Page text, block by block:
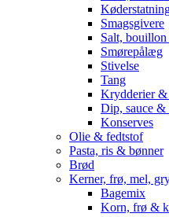
Smagsgivere
Salt,
Smørepålæg
Stivelse
Tang
Krydderier &
Dip, sauce &
Konserves
Olie & fedtstof
Pasta, ris & bønner
Brød
Kerner, frø, mel,
Bagemix
Korn, frø &